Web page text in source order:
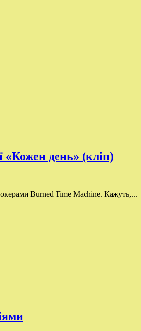
«Кожен день» (кліп)
Burned Time Machine. Кажуть,...